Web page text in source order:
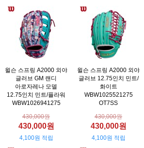
윌슨 스프링 A2000 외야
글러브 GM 랜디
아로자레나 모델
12.75인치 민트/플라워
WBW1026941275
430,000원
430,000원
4,100원 적립
윌슨 스프링 A2000 외야
글러브 12.75인치 민트/
화이트
WBW1025521275
OT7SS
430,000원
430,000원
4,100원 적립